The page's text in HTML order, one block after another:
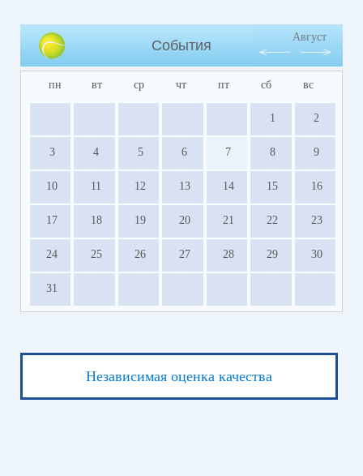
События
Август
пн вт ср чт пт сб вс
1 2
3 4 5 6 7 8 9
10 11 12 13 14 15 16
17 18 19 20 21 22 23
24 25 26 27 28 29 30
31
Независимая оценка качества